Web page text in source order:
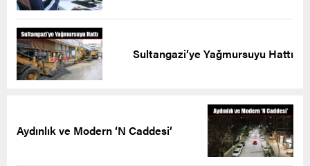
Sultangazi’ye Yağmursuyu Hattı
Aydınlık ve Modern ‘N Caddesi’